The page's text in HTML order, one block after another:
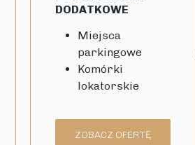
DODATKOWE
Miejsca
parkingowe
Komórki
lokatorskie
ZOBACZ OFERTĘ